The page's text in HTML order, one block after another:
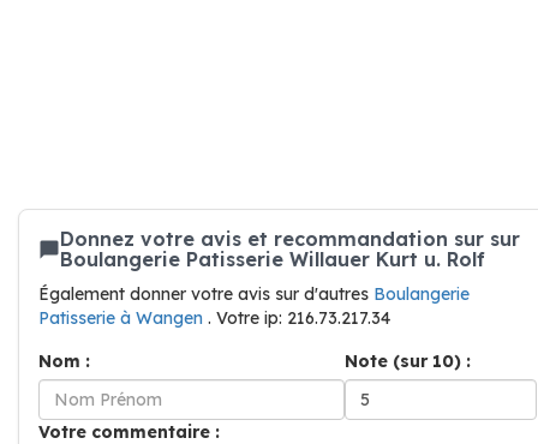
Donnez votre avis et recommandation sur sur
Boulangerie Patisserie Willauer Kurt u. Rolf
Également donner votre avis sur d'autres Boulangerie
Patisserie à Wangen . Votre ip: 216.73.217.34
Nom :
Note (sur 10) :
Votre commentaire :